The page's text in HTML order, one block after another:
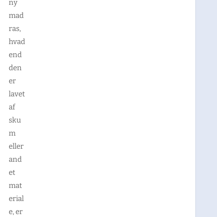
ny
mad
ras,
hvad
end
den
er
lavet
af
sku
m
eller
and
et
mat
erial
e, er